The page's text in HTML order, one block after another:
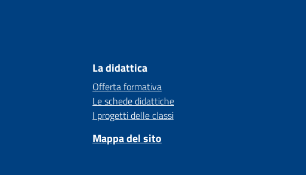
La didattica
Offerta formativa
Le schede didattiche
I progetti delle classi
Mappa del sito